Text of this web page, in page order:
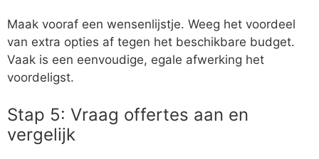
Maak vooraf een wensenlijstje. Weeg het voordeel
van extra opties af tegen het beschikbare budget.
Vaak is een eenvoudige, egale afwerking het
voordeligst.
Stap 5: Vraag offertes aan en
vergelijk